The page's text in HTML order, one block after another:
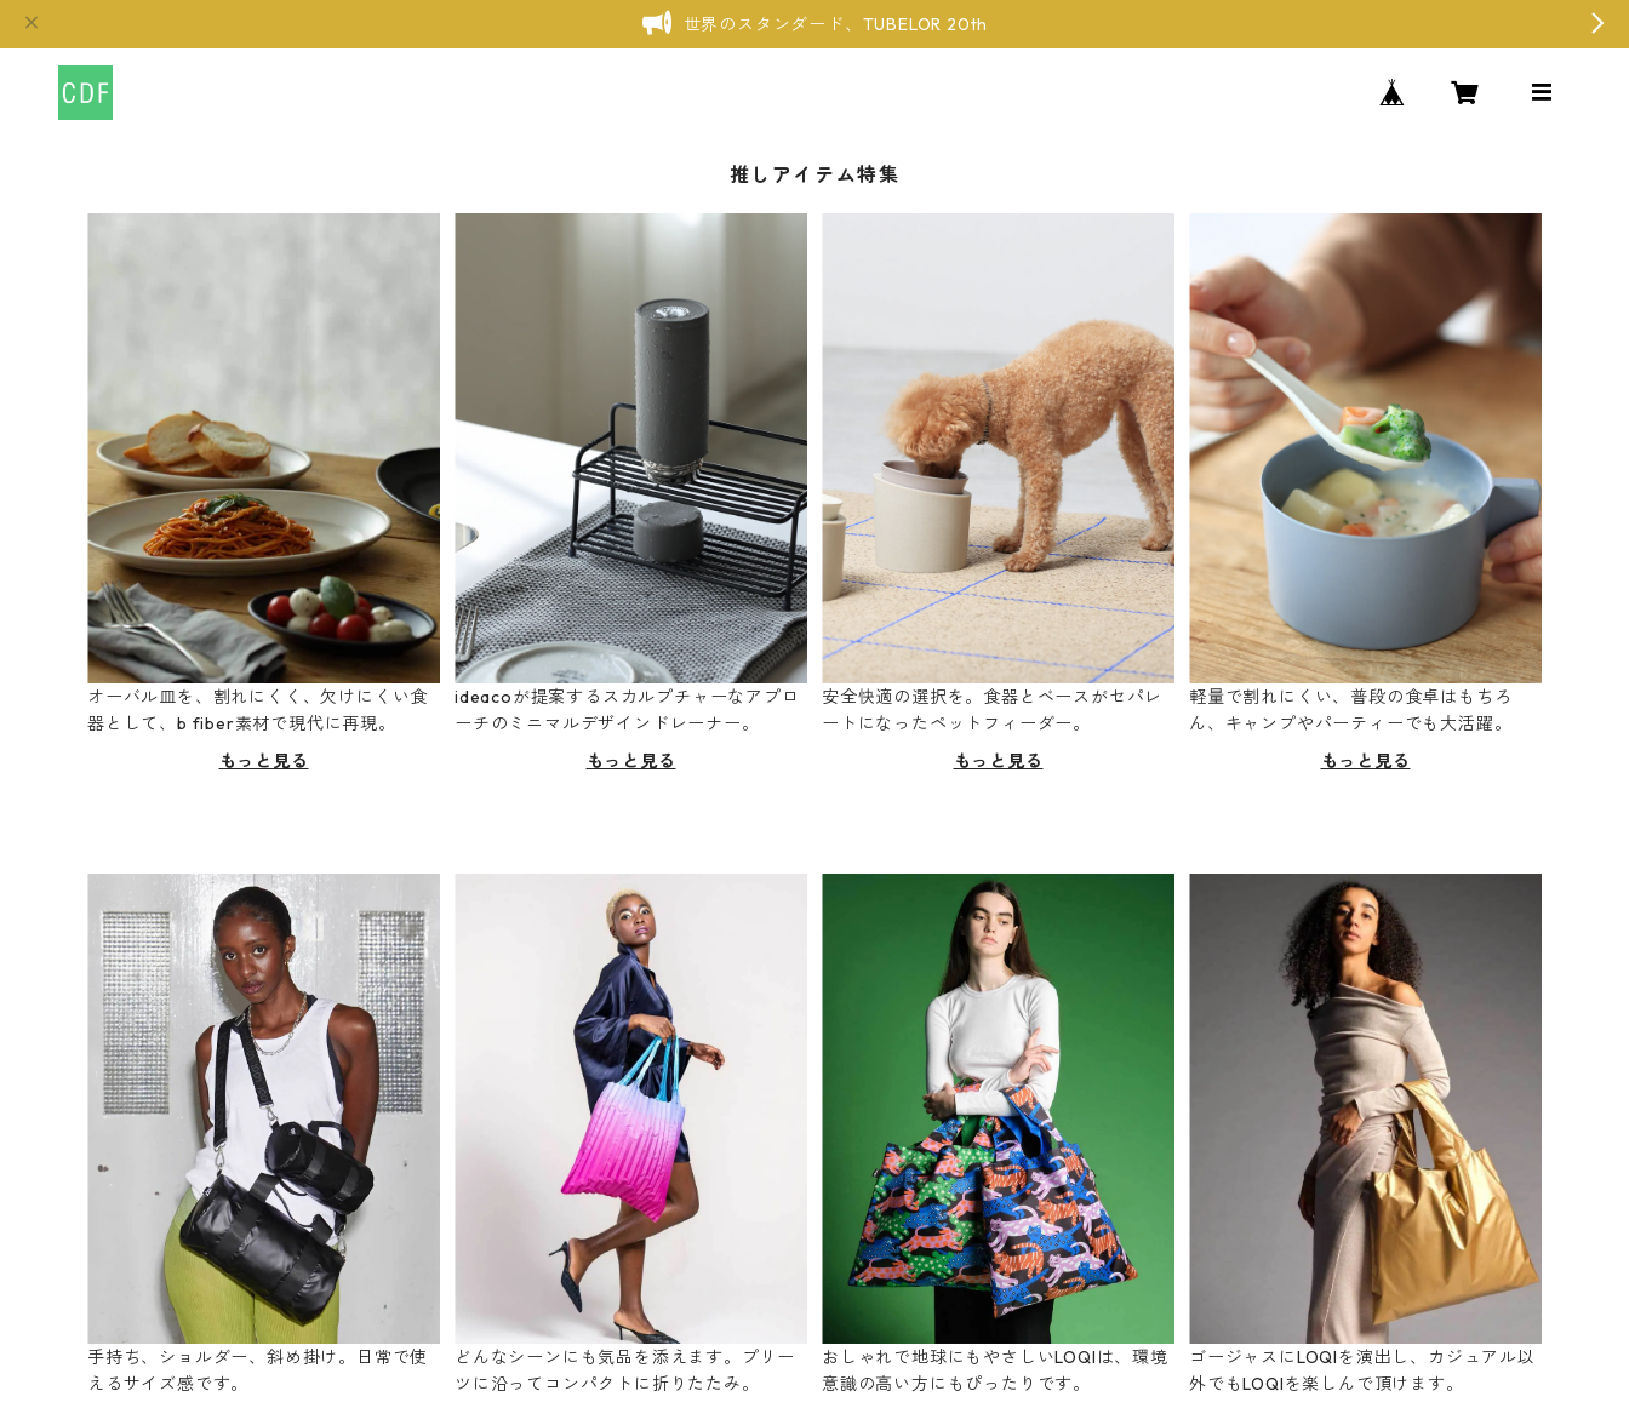
世界のスタンダード、TUBELOR 20th
推しアイテム特集
オーバル皿を、割れにくく、欠けにくい食
器として、b fiber素材で現代に再現。
もっと見る
ideacoが提案するスカルプチャーなアプロ
ーチのミニマルデザインドレーナー。
もっと見る
安全快適の選択を。食器とベースがセパレ
ートになったペットフィーダー。
もっと見る
軽量で割れにくい、普段の食卓はもちろ
ん、キャンプやパーティーでも大活躍。
もっと見る
手持ち、ショルダー、斜め掛け。日常で使
えるサイズ感です。
どんなシーンにも気品を添えます。プリー
ツに沿ってコンパクトに折りたたみ。
おしゃれで地球にもやさしいLOQIは、環境
意識の高い方にもぴったりです。
ゴージャスにLOQIを演出し、カジュアル以
外でもLOQIを楽しんで頂けます。